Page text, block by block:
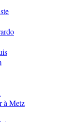
à Metz